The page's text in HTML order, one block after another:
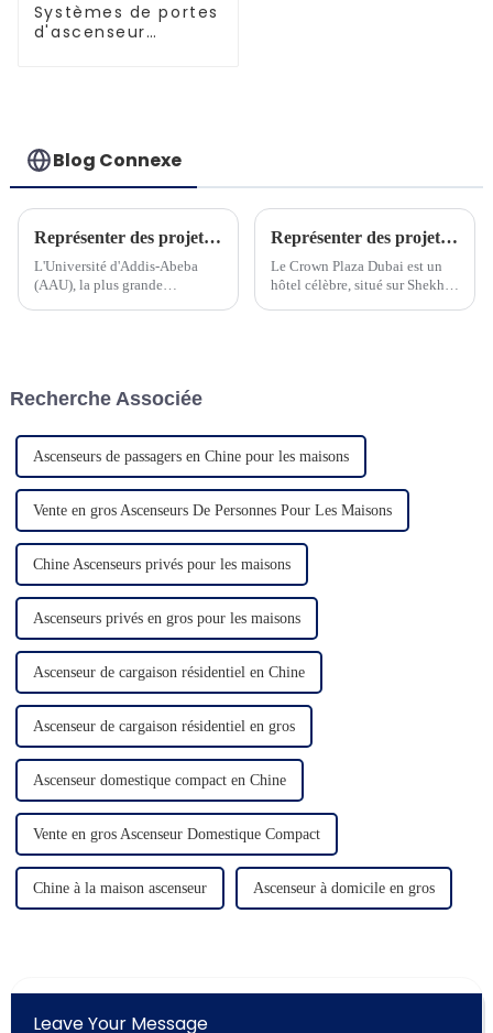
Systèmes de portes
d'ascenseur
Blog Connexe
Représenter des projets en Ethiopie
L'Université d'Addis-Abeba
(AAU), la plus grande
Représenter des projets à Dubaï
Le Crown Plaza Dubai est un
hôtel célèbre, situé sur Shekh
Recherche Associée
Ascenseurs de passagers en Chine pour les maisons
Vente en gros Ascenseurs De Personnes Pour Les Maisons
Chine Ascenseurs privés pour les maisons
Ascenseurs privés en gros pour les maisons
Ascenseur de cargaison résidentiel en Chine
Ascenseur de cargaison résidentiel en gros
Ascenseur domestique compact en Chine
Vente en gros Ascenseur Domestique Compact
Chine à la maison ascenseur Ascenseur à domicile en gros
Leave Your Message